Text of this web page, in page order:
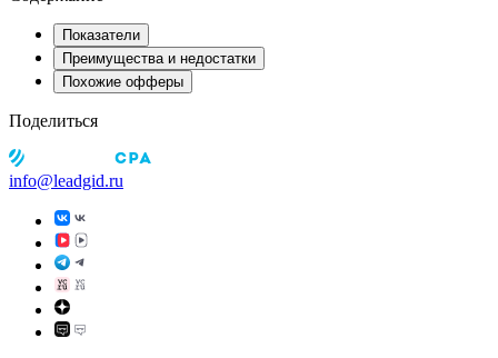
Показатели
Преимущества и недостатки
Похожие офферы
Поделиться
info@leadgid.ru